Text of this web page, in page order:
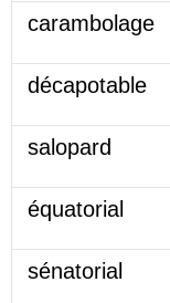
carambolage
décapotable
salopard
équatorial
sénatorial